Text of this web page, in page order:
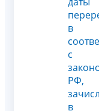
в
с
РФ,
в